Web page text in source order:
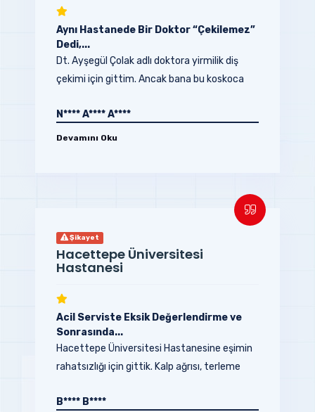
Aynı Hastanede Bir Doktor “Çekilemez”
Dedi,...
Dt. Ayşegül Çolak adlı doktora yirmilik diş
çekimi için gittim. Ancak bana bu koskoca
N**** A**** A****
Devamını Oku
Şikayet
Hacettepe Üniversitesi
Hastanesi
Acil Serviste Eksik Değerlendirme ve
Sonrasında...
Hacettepe Üniversitesi Hastanesine eşimin
rahatsızlığı için gittik. Kalp ağrısı, terleme
B**** B****